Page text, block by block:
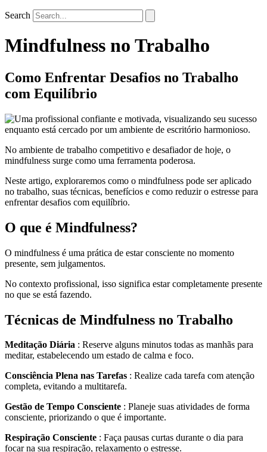
Search
Mindfulness no Trabalho
Como Enfrentar Desafios no Trabalho
com Equilíbrio
No ambiente de trabalho competitivo e desafiador de hoje, o
mindfulness surge como uma ferramenta poderosa.
Neste artigo, exploraremos como o mindfulness pode ser aplicado
no trabalho, suas técnicas, benefícios e como reduzir o estresse para
enfrentar desafios com equilíbrio.
O que é Mindfulness?
O mindfulness é uma prática de estar consciente no momento
presente, sem julgamentos.
No contexto profissional, isso significa estar completamente presente
no que se está fazendo.
Técnicas de Mindfulness no Trabalho
Meditação Diária : Reserve alguns minutos todas as manhãs para
meditar, estabelecendo um estado de calma e foco.
Consciência Plena nas Tarefas : Realize cada tarefa com atenção
completa, evitando a multitarefa.
Gestão de Tempo Consciente : Planeje suas atividades de forma
consciente, priorizando o que é importante.
Respiração Consciente : Faça pausas curtas durante o dia para
focar na sua respiração, relaxamento o estresse.